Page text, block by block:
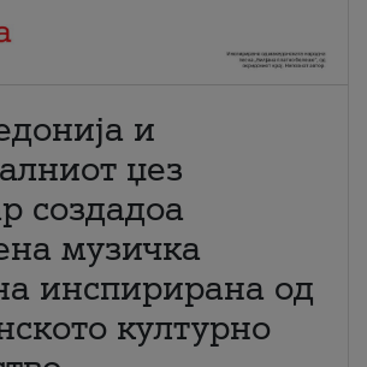
и
џез
создадоа
музичка
инспирирана од
културно